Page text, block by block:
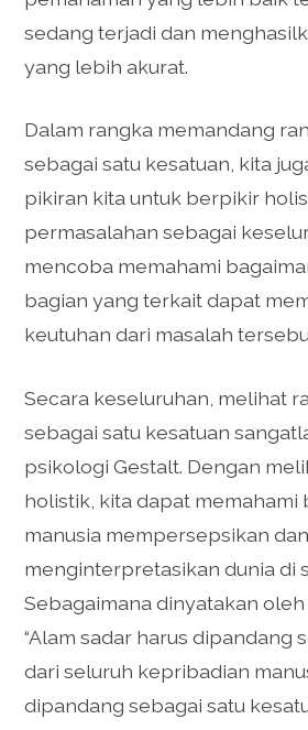
sedang terjadi dan
yang lebih akurat.
Dalam rangka memandang
sebagai satu kesatuan, kita
pikiran kita untuk berpikir
permasalahan sebagai
mencoba memahami
bagian yang terkait dapat
keutuhan dari masalah
Secara keseluruhan, melihat
sebagai satu kesatuan
psikologi Gestalt. Dengan
holistik, kita dapat memahami
manusia mempersepsikan dan
menginterpretasikan dunia di
Sebagaimana dinyatakan oleh
“Alam sadar harus dipandang
dari seluruh kepribadian
dipandang sebagai satu